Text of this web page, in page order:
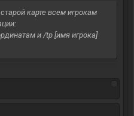
карте всем игрокам
и /tp [имя игрока]